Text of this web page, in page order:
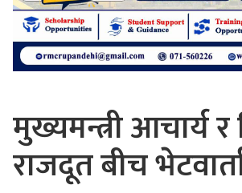
मुख्यमन्त्री आचार्य
राजदूत बीच